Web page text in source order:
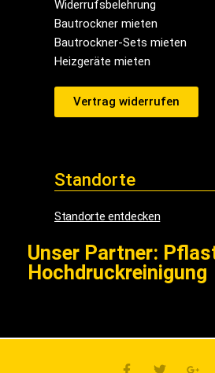
Widerrufsbelehrung
Bautrockner mieten
Bautrockner-Sets mieten
Heizgeräte mieten
Vertrag widerrufen
Standorte
Standorte entdecken
Unser Partner:
Hochdruckreinigung